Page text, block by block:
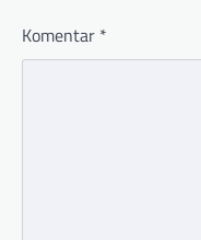
Komentar *